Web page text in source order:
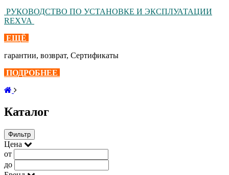
РУКОВОДСТВО ПО УСТАНОВКЕ И ЭКСПЛУАТАЦИИ
REXVA
ЕЩЁ
гарантии, возврат, Сертификаты
ПОДРОБНЕЕ
Каталог
Фильтр
Цена
от
до